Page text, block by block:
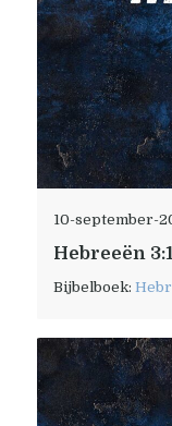
10-september-
Hebreeën
Bijbelboek: